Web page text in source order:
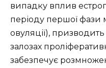
випадку вплив
періоду першої фази
овуляції),
залозах
забезпечує